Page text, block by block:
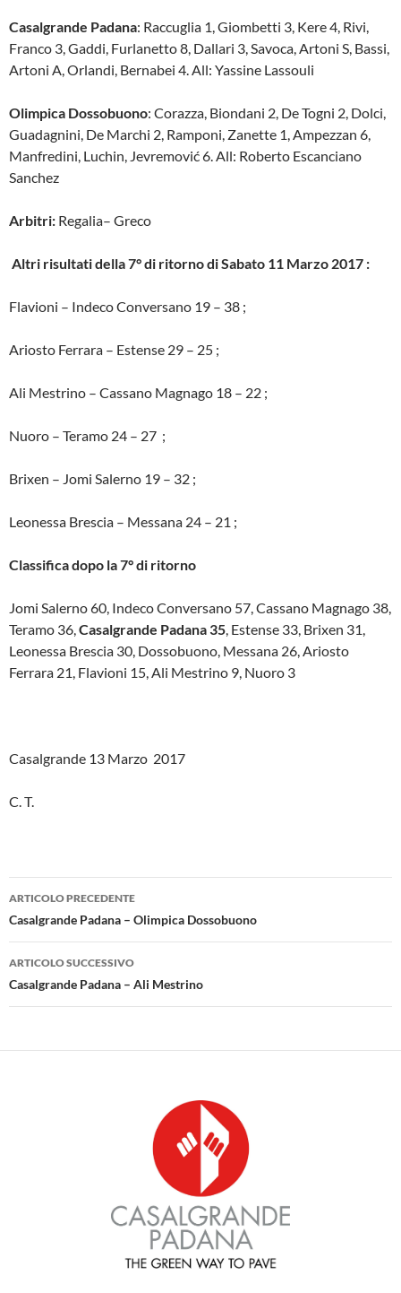
Casalgrande Padana: Raccuglia 1, Giombetti 3, Kere 4, Rivi,
Franco 3, Gaddi, Furlanetto 8, Dallari 3, Savoca, Artoni S, Bassi,
Artoni A, Orlandi, Bernabei 4. All: Yassine Lassouli
Olimpica Dossobuono: Corazza, Biondani 2, De Togni 2, Dolci,
Guadagnini, De Marchi 2, Ramponi, Zanette 1, Ampezzan 6,
Manfredini, Luchin, Jevremović 6. All: Roberto Escanciano
Sanchez
Arbitri: Regalia– Greco
Altri risultati della 7° di ritorno di Sabato 11 Marzo 2017 :
Flavioni – Indeco Conversano 19 – 38 ;
Ariosto Ferrara – Estense 29 – 25 ;
Ali Mestrino – Cassano Magnago 18 – 22 ;
Nuoro – Teramo 24 – 27 ;
Brixen – Jomi Salerno 19 – 32 ;
Leonessa Brescia – Messana 24 – 21 ;
Classifica dopo la 7° di ritorno
Jomi Salerno 60, Indeco Conversano 57, Cassano Magnago 38,
Teramo 36,Casalgrande Padana 35, Estense 33, Brixen 31,
Leonessa Brescia 30, Dossobuono, Messana 26, Ariosto
Ferrara 21, Flavioni 15, Ali Mestrino 9, Nuoro 3
Casalgrande 13 Marzo 2017
C. T.
Navigazione
articolo
ARTICOLO PRECEDENTE
Casalgrande Padana – Olimpica Dossobuono
ARTICOLO SUCCESSIVO
Casalgrande Padana – Ali Mestrino